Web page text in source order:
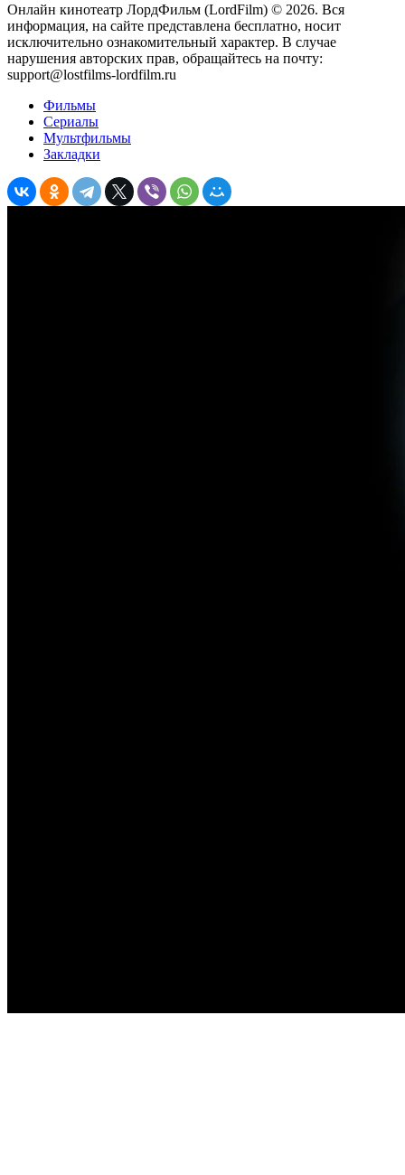
Онлайн кинотеатр ЛордФильм (LordFilm) © 2026. Вся
информация, на сайте представлена бесплатно, носит
исключительно ознакомительный характер. В случае
нарушения авторских прав, обращайтесь на почту:
support@lostfilms-lordfilm.ru
Фильмы
Сериалы
Мультфильмы
Закладки